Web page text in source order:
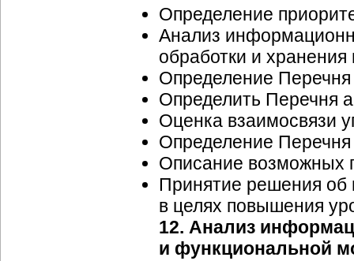
Определение
Анализ
обработки и хранения
Определение Перечня
Определить Перечня
Оценка взаимосвязи
Определение
Описание возможных
Принятие решения об
в целях повышения
12. Анализ
и функциональной